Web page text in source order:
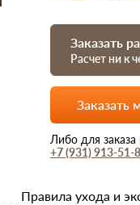
Заказать
Расчет ни к
Заказать
Либо для
+7 (931) 913-51-
Правила ухода и